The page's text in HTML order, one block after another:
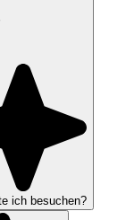
ich besuchen?